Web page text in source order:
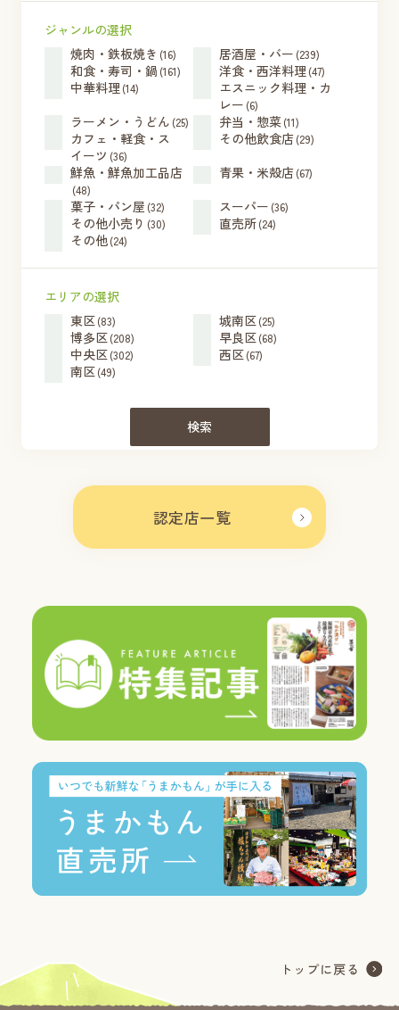
認定店一覧
ジャンルの選択
焼肉・鉄板焼き (16) 居酒屋・バー (239)
和食・寿司・鍋 (161) 洋食・西洋料理 (47)
中華料理 (14)
エスニック料理・カ
レー (6)
ラーメン・うどん (25) 弁当・惣菜(11)
カフェ・軽食・ス
イーツ (36)
その他飲食店(29)
鮮魚・鮮魚加工品店
(48)
青果・米殻店(67)
菓子・パン屋 (32) スーパー (36)
その他小売り (30) 直売所(24)
その他(24)
エリアの選択
東区(83) 城南区(25)
博多区(208) 早良区(68)
中央区(302) 西区(67)
南区(49)
検索